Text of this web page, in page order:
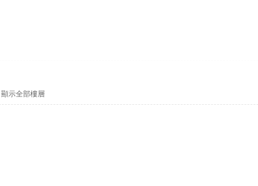
顯示全部樓層